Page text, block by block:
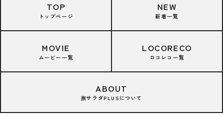
TOP
トップページ
NEW
新着一覧
MOVIE
ムービー一覧
LOCORECO
ロコレコ一覧
ABOUT
旅サラダPLUSについて